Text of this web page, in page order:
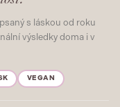
s láskou od roku
výsledky doma i v
VEGAN